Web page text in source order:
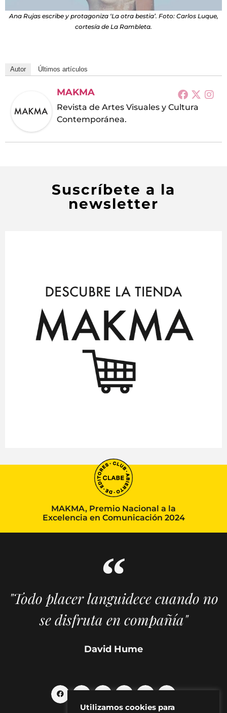
Ana Rujas escribe y protagoniza ‘La otra bestia’. Foto: Carlos Luque,
cortesía de La Rambleta.
Autor Últimos artículos
MAKMA
Revista de Artes Visuales y Cultura
Contemporánea.
Suscríbete a la
newsletter
MAKMA, Premio Nacional a la
Excelencia en Comunicación 2024
"Todo placer languidece cuando no
se disfruta en compañía"
David Hume
Utilizamos cookies para